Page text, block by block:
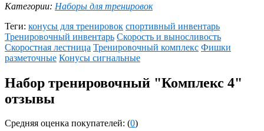
Категории: Наборы для тренировок
Теги: конусы для тренировок спортивный инвентарь
Тренировочный инвентарь Скорость и выносливость
Скоростная лестница Тренировочный комплекс Фишки
разметочные Конусы сигнальные
Набор тренировочный "Комплекс 4"
отзывы
Средняя оценка покупателей: (0)